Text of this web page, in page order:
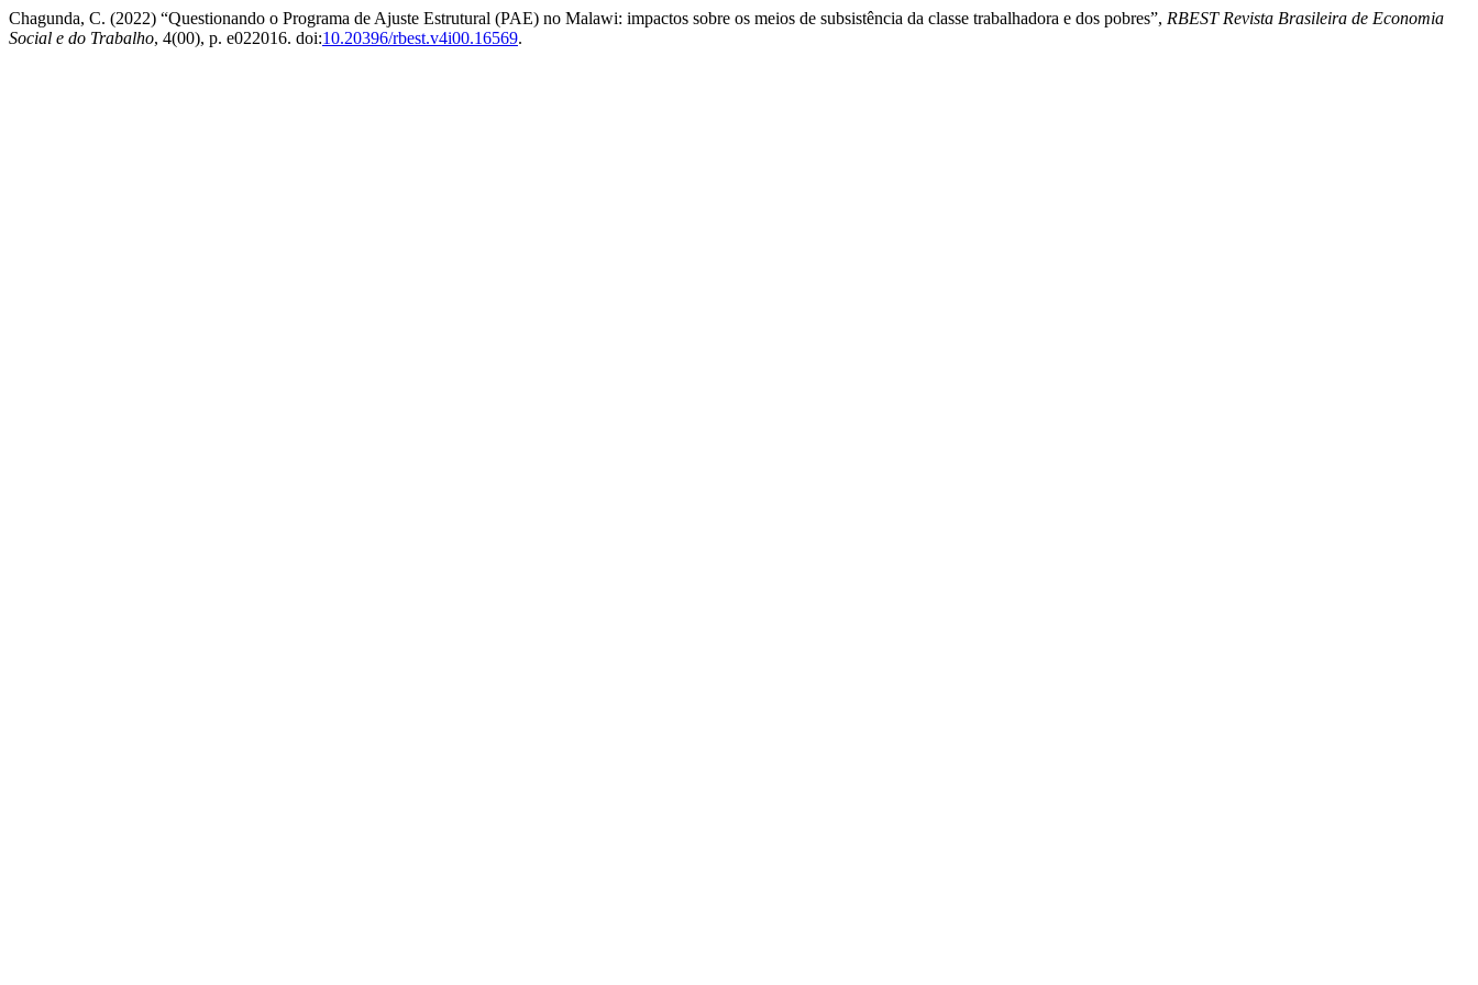
Chagunda, C. (2022) “Questionando o Programa de Ajuste Estrutural (PAE) no Malawi: impactos sobre os meios de subsistência da classe trabalhadora e dos pobres”, RBEST Revista Brasileira de Economia
Social e do Trabalho, 4(00), p. e022016. doi:10.20396/rbest.v4i00.16569.